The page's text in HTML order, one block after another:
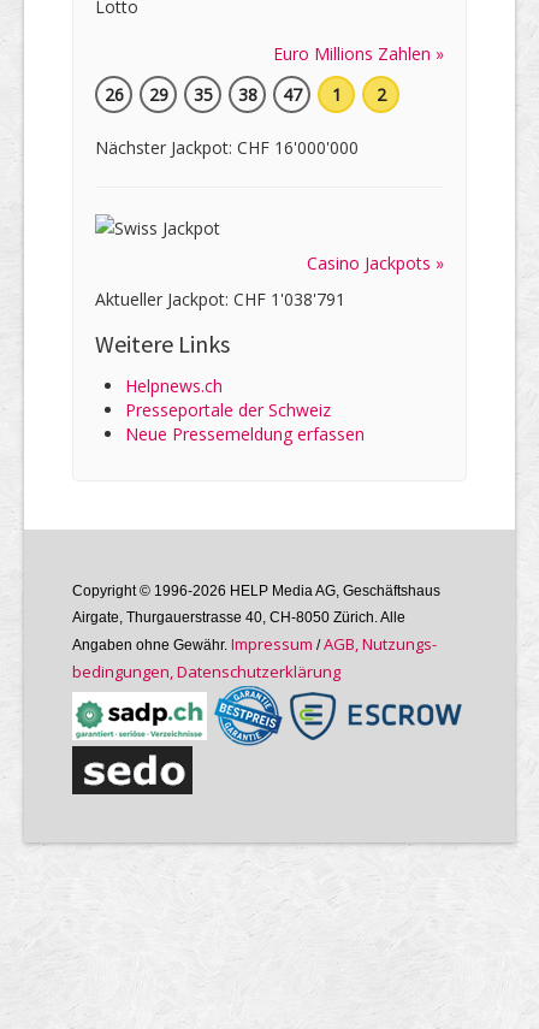
Euro Millions Zahlen »
26
29 35 38 47 1 2
Nächster Jackpot: CHF 16'000'000
Casino Jackpots »
Aktueller Jackpot: CHF 1'038'791
Weitere Links
Helpnews.ch
Presseportale der Schweiz
Neue Pressemeldung erfassen
Copyright © 1996-2026 HELP Media AG, Geschäftshaus
Airgate, Thurgauer­strasse 40, CH-8050 Zürich. Alle
Angaben ohne Gewähr. Im­pres­sum /AGB, Nutzungs­
bedin­gungen, Daten­schutz­er­klärung